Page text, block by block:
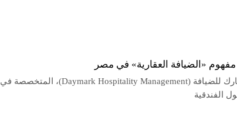
مفهوم «الضيافة العقارية» في مصر
أعلنت شركة داي مارك للضيافة (Daymark Hospitality Management)، المتخصصة في
الفندقية